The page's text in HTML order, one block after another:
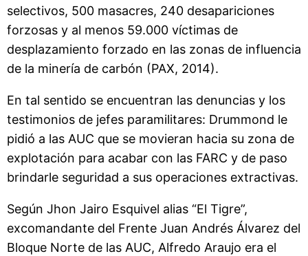
selectivos, 500 masacres, 240 desapariciones
forzosas y al menos 59.000 víctimas de
desplazamiento forzado en las zonas de influencia
de la minería de carbón (PAX, 2014).
En tal sentido se encuentran las denuncias y los
testimonios de jefes paramilitares: Drummond le
pidió a las AUC que se movieran hacia su zona de
explotación para acabar con las FARC y de paso
brindarle seguridad a sus operaciones extractivas.
Según Jhon Jairo Esquivel alias “El Tigre”,
excomandante del Frente Juan Andrés Álvarez del
Bloque Norte de las AUC, Alfredo Araujo era el